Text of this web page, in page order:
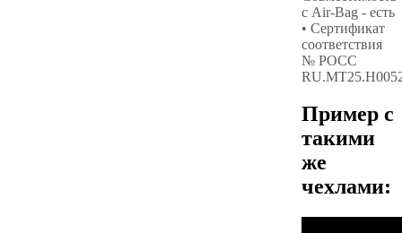
с Air-Bag - есть
• Сертификат
соответствия
№ РОСС
Пример с
такими
же
чехлами: